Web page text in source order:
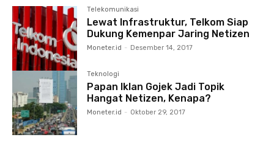
Telekomunikasi
Lewat Infrastruktur, Telkom Siap
Dukung Kemenpar Jaring Netizen
Moneter.id - Desember 14, 2017
Teknologi
Papan Iklan Gojek Jadi Topik
Hangat Netizen, Kenapa?
Moneter.id - Oktober 29, 2017